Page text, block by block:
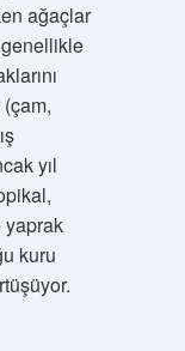
ağaçlar
yıl
kuru